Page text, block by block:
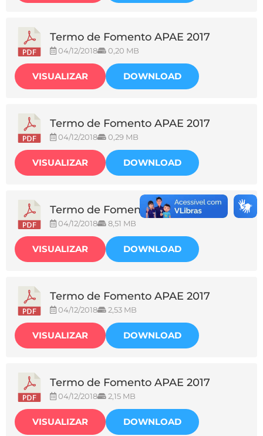
Termo de Fomento APAE 2017
04/12/2018 0,20 MB
VISUALIZAR DOWNLOAD
Termo de Fomento APAE 2017
04/12/2018 0,29 MB
VISUALIZAR DOWNLOAD
Termo de Fomento APAE 2017
04/12/2018 8,51 MB
VISUALIZAR DOWNLOAD
Termo de Fomento APAE 2017
04/12/2018 2,53 MB
VISUALIZAR DOWNLOAD
Termo de Fomento APAE 2017
04/12/2018 2,15 MB
VISUALIZAR DOWNLOAD